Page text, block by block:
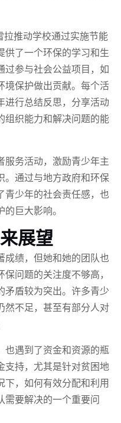
拉推动学校通过实施节能
供了一个环保的学习和生
过参与社会公益项目，如
境保护做出贡献。每个活
进行总结反思，分享活动
组织能力和解决问题的能
服务活动，激励青少年主
。通过与地方政府和环保
青少年的社会责任感，也
巨大影响。
展望
成绩，但她和她的团队也
问题的关注度不够高，
矛盾较为突出。许多青少
然不足，甚至有部分人对
也遇到了资金和资源的瓶
支持，尤其是针对贫困地
下，如何有效分配和利用
需要解决的一个重要问